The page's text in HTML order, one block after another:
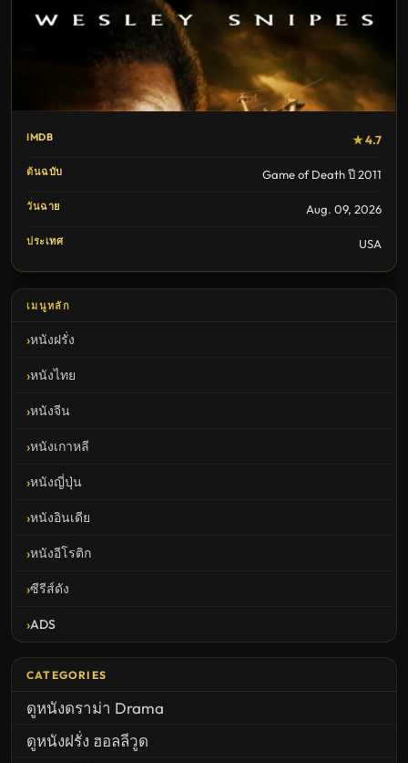
IMDB ★ 4.7
ต้นฉบับ Game of Death ปี 2011
วันฉาย Aug. 09, 2026
ประเทศ USA
เมนูหลัก
หนังฝรั่ง
หนังไทย
หนังจีน
หนังเกาหลี
หนังญี่ปุ่น
หนังอินเดีย
หนังอีโรติก
ซีรีส์ดัง
ADS
CATEGORIES
ดูหนังดราม่า Drama
ดูหนังฝรั่ง ฮอลลีวูด